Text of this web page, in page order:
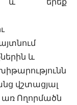
և
վշտացյալ
առ Ողորմածն